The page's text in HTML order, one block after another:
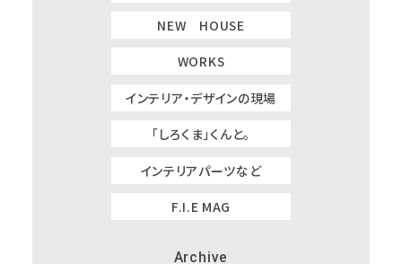
NEW HOUSE
WORKS
インテリア・デザインの現場
「しろくま」くんと。
インテリアパーツなど
F.I.E MAG
Archive